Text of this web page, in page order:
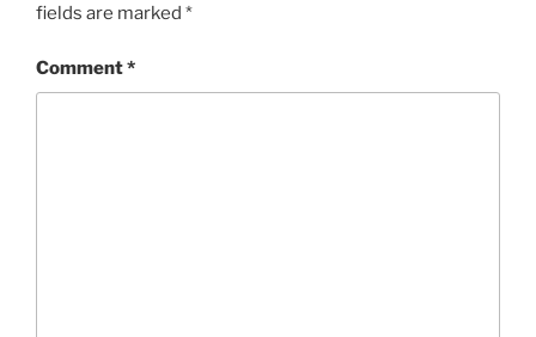
fields are marked *
Comment*